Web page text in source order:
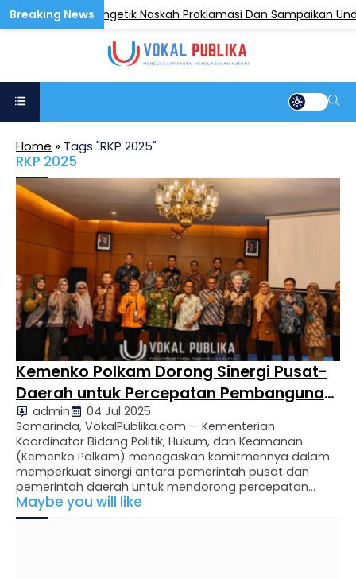
Anak Pengetik Naskah Proklamasi Dan Sampaikan
Home » Tags "RKP 2025"
RKP 2025
Kemenko Polkam Dorong Sinergi Pusat-
Daerah untuk Percepatan Pembangunan
di Kaltim
admin
04 Jul 2025
Samarinda, VokalPublika.com — Kementerian
Koordinator Bidang Politik, Hukum, dan Keamanan
(Kemenko Polkam) menegaskan komitmennya dalam
memperkuat sinergi antara pemerintah pusat dan
pemerintah daerah untuk mendorong percepatan
pembangunan di Provinsi Kalimantan Timur. Komitmen
ini disampaikan dalam forum koordinasi yang digelar
Maybe you will like